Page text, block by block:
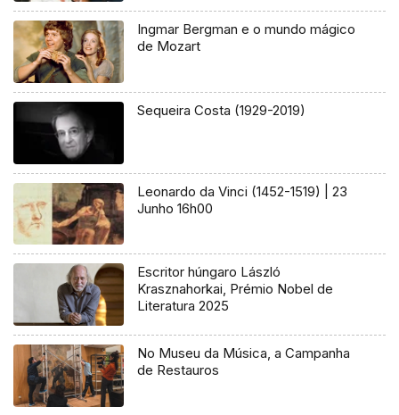
Ingmar Bergman e o mundo mágico
de Mozart
Sequeira Costa (1929-2019)
Leonardo da Vinci (1452-1519) | 23
Junho 16h00
Escritor húngaro László
Krasznahorkai, Prémio Nobel de
Literatura 2025
No Museu da Música, a Campanha
de Restauros